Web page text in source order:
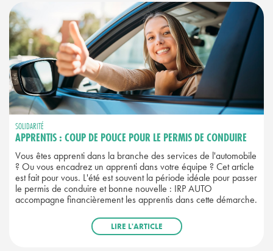
SOLIDARITÉ
APPRENTIS : COUP DE POUCE POUR LE PERMIS DE CONDUIRE
Vous êtes apprenti dans la branche des services de l'automobile
? Ou vous encadrez un apprenti dans votre équipe ? Cet article
est fait pour vous. L'été est souvent la période idéale pour passer
le permis de conduire et bonne nouvelle : IRP AUTO
accompagne financièrement les apprentis dans cette démarche.
LIRE L'ARTICLE